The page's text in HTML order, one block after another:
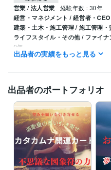
営業 / 法人営業 経験年数 : 30年
経営・マネジメント / 経営者・
建築・土木・施工管理 / 施工管理・
ライフスタイル・その他 / ファイ
0年
株式会社エレクトロンコミュニティ
受賞歴
中小企業創造活動促進法（快適環
タカムナ講座、イヤシロチ化講座
資格・検定
ファイナンシャルプランナー 取
防災士 取得年 : 2018年
相続士 取得年 : 2018年
出品者の実績をもっと見る
出品者のポートフォリオ